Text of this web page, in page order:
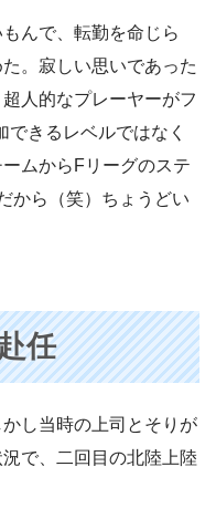
んで、転勤を命じら
。寂しい思いであった
人的なプレーヤーがフ
きるレベルではなく
ムからFリーグのステ
から（笑）ちょうどい
任
し当時の上司とそりが
で、二回目の北陸上陸